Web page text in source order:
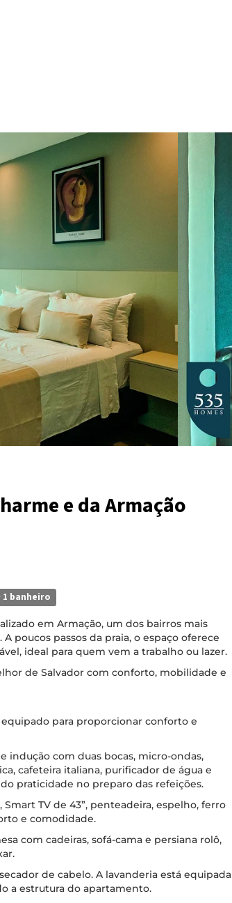
e da Armação
1 banheiro
em Armação, um dos bairros mais
poucos passos da praia, o espaço oferece
ideal para quem vem a trabalho ou lazer.
de Salvador com conforto, mobilidade e
para proporcionar conforto e
indução com duas bocas, micro-ondas,
cafeteira italiana, purificador de água e
praticidade no preparo das refeições.
TV de 43”, penteadeira, espelho, ferro
e comodidade.
com cadeiras, sofá-cama e persiana rolô,
de cabelo. A lavanderia está equipada
a estrutura do apartamento.